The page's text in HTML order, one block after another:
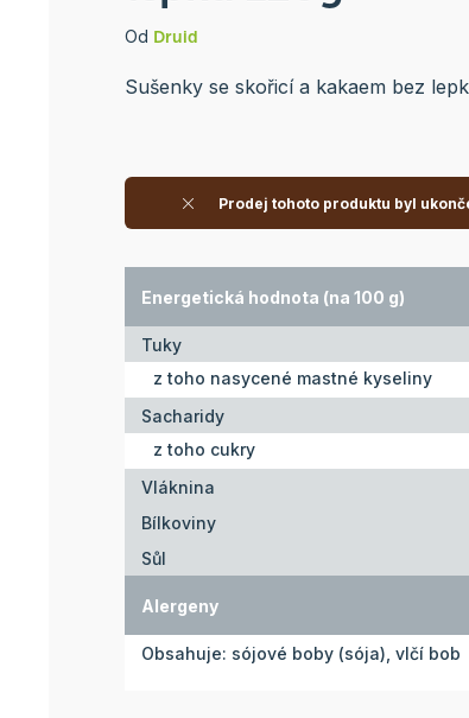
Od Druid
Sušenky se skořicí a kakaem bez
Prodej tohoto produktu byl
Energetická hodnota (na 100 g)
Tuky
z toho nasycené mastné kyseliny
Sacharidy
z toho cukry
Vláknina
Bílkoviny
Sůl
Alergeny
Obsahuje: sójové boby (sója), vlčí bob